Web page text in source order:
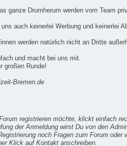
ganze Drumherum werden vom Team
auch keinerlei Werbung und keinerlei
werden natürlich nicht an Dritte
und macht bei uns mit.
großen Runde!
Bremen.de
registrieren möchte, klickt einfach
der Anmeldung wirst Du von den
noch Fragen zum Forum
Klick auf Kontakt anschreiben.